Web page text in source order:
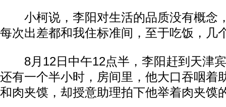
小柯说，李阳对生活的品质没有概念
每次出差都和我住标准间，至于吃饭，几
8月12日中午12点半，李阳赶到天津宾
还有一个半小时，房间里，他大口吞咽着
和肉夹馍，却授意助理拍下他举着肉夹馍